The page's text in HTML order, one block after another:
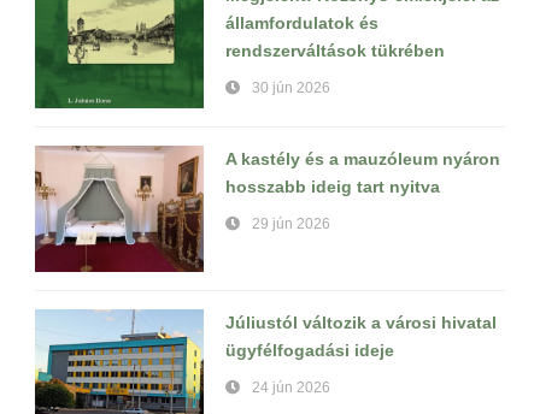
államfordulatok és
rendszerváltások tükrében
30 jún 2026
A kastély és a mauzóleum nyáron
hosszabb ideig tart nyitva
29 jún 2026
Júliustól változik a városi hivatal
ügyfélfogadási ideje
24 jún 2026